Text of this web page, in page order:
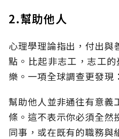
2.幫助他人
心理學理論指出，付出與
點。比起非志工，志工
樂。一項全球調查更發現
幫助他人並非通往有意義
條。這不表示你必須全然
同事，或在既有的職務與